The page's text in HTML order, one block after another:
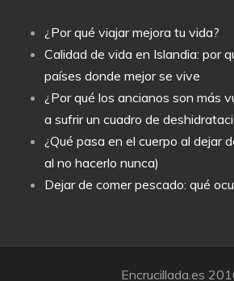
¿Por qué viajar mejora tu vida?
Calidad de vida en Islandia: por
países donde mejor se vive
¿Por qué los ancianos son más
a sufrir un cuadro de
¿Qué pasa en el cuerpo al dejar
al no hacerlo nunca)
Dejar de comer pescado: qué
Encrucillada.es